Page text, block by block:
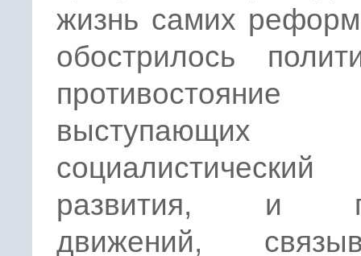
жизнь самих
обострилось
развития, и
движений,